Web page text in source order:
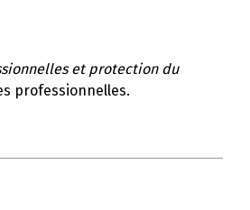
et protection du
professionnelles.